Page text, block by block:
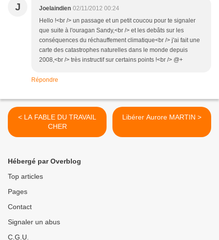
J Joelaindien 02/11/2012 00:24
Hello !<br /> un passage et un petit coucou pour te signaler
que suite à l'ouragan Sandy,<br /> et les debâts sur les
conséquences du réchauffement climatique<br /> j'ai fait une
carte des catastrophes naturelles dans le monde depuis
2008,<br /> très instructif sur certains points !<br /> @+
Répondre
< LA FABLE DU TRAVAIL
CHER
Libérer Aurore MARTIN >
Hébergé par Overblog
Top articles
Pages
Contact
Signaler un abus
C.G.U.